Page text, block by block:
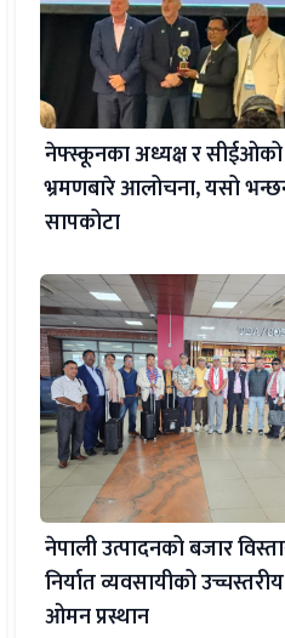
नेफ्स्कूनका अध्यक्ष र सीईओको
भ्रमणबारे आलोचना, यसो
सापकोटा
नेपाली उत्पादनको बजार
निर्यात व्यवसायीको
ओमन प्रस्थान